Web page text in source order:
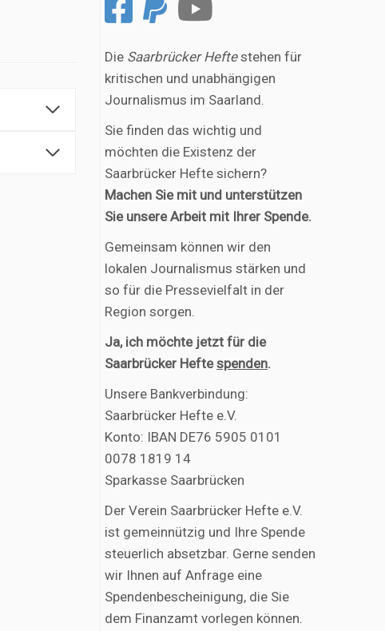
Die Saarbrücker Heftestehen für
kritischen und unabhängigen
Journalismus im Saarland.
Sie finden das wichtig und
möchten die Existenz der
Saarbrücker Hefte sichern?
Machen Sie mit und unterstützen
Sie unsere Arbeit mit Ihrer Spende.
Gemeinsam können wir den
lokalen Journalismus stärken und
so für die Pressevielfalt in der
Region sorgen.
Ja, ich möchte jetzt für die
Saarbrücker Heftespenden.
Unsere Bankverbindung:
Saarbrücker Hefte e.V.
Konto: IBAN DE76 5905 0101
0078 1819 14
Sparkasse Saarbrücken
Der Verein Saarbrücker Hefte e.V.
ist gemeinnützig und Ihre Spende
steuerlich absetzbar. Gerne senden
wir Ihnen auf Anfrage eine
Spendenbescheinigung, die Sie
dem Finanzamt vorlegen können.